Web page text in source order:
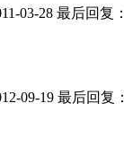
03-28 最后回复：
09-19 最后回复：